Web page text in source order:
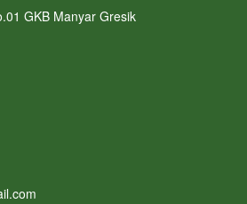
GKB Manyar Gresik